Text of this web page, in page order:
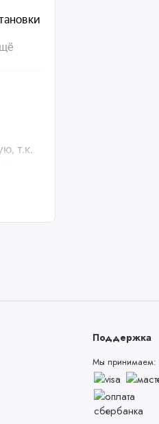
Поддержка
Мы принимаем: